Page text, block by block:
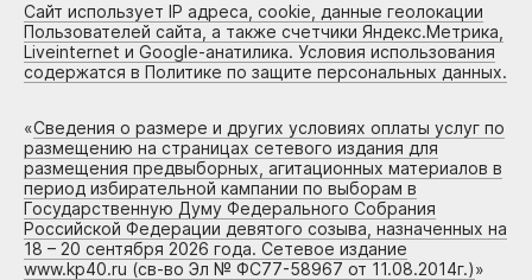
Сайт использует IP адреса, cookie, данные геолокации
Пользователей сайта, а также счетчики Яндекс.Метрика,
Liveinternet и Google-анатилика. Условия использования
содержатся в Политике по защите персональных данных.
«Сведения о размере и других условиях оплаты услуг по
размещению на страницах сетевого издания для
размещения предвыборных, агитационных материалов в
период избирательной кампании по выборам в
Государственную Думу Федерального Собрания
Российской Федерации девятого созыва, назначенных на
18 – 20 сентября 2026 года. Сетевое издание
www.kp40.ru (св-во Эл № ФС77-58967 от 11.08.2014г.)»